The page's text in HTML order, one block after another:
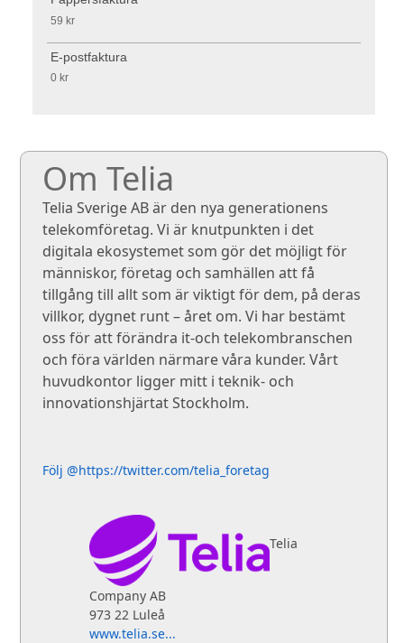
59 kr
E-postfaktura
0 kr
Om Telia
Telia Sverige AB är den nya generationens
telekomföretag. Vi är knutpunkten i det
digitala ekosystemet som gör det möjligt för
människor, företag och samhällen att få
tillgång till allt som är viktigt för dem, på deras
villkor, dygnet runt – året om. Vi har bestämt
oss för att förändra it-och telekombranschen
och föra världen närmare våra kunder. Vårt
huvudkontor ligger mitt i teknik- och
innovationshjärtat Stockholm.
Följ @https://twitter.com/telia_foretag
Telia
Company AB
973 22 Luleå
www.telia.se...